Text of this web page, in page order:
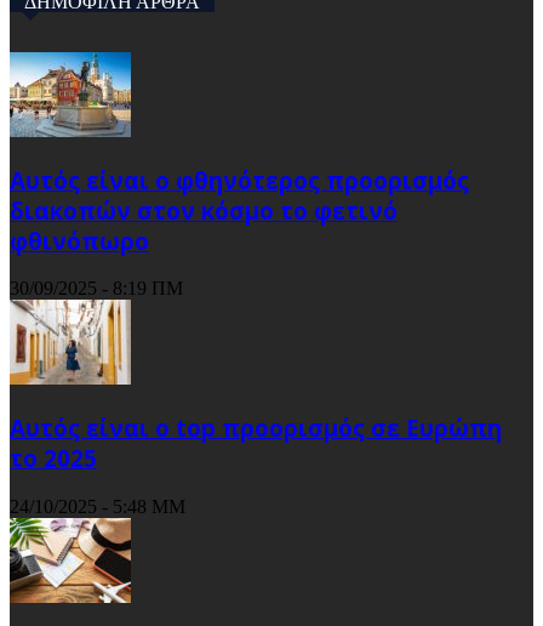
Αυτός είναι ο φθηνότερος προορισμός
διακοπών στον κόσμο το φετινό
φθινόπωρο
30/09/2025 - 8:19 ΠΜ
Αυτός είναι ο top προορισμός σε Ευρώπη
το 2025
24/10/2025 - 5:48 ΜΜ